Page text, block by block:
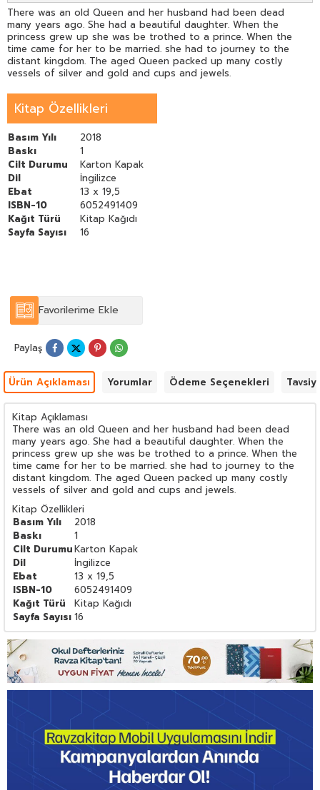
There was an old Queen and her husband had been dead
many years ago. She had a beautiful daughter. When the
princess grew up she was be trothed to a prince. When the
time came for her to be married. she had to journey to the
distant kingdom. The aged Queen packed up many costly
vessels of silver and gold and cups and jewels.
Kitap Özellikleri
Basım Yılı
2018
Baskı
1
Cilt Durumu
Karton Kapak
Dil
İngilizce
Ebat
13 x 19,5
ISBN-10
6052491409
Kağıt Türü
Kitap Kağıdı
Sayfa Sayısı
16
Favorilerime Ekle
Paylaş
Ürün Açıklaması Yorumlar Ödeme Seçenekleri
Kitap Açıklaması
There was an old Queen and her husband had been dead
many years ago. She had a beautiful daughter. When the
princess grew up she was be trothed to a prince. When the
time came for her to be married. she had to journey to the
distant kingdom. The aged Queen packed up many costly
vessels of silver and gold and cups and jewels.
Kitap Özellikleri
Basım Yılı
2018
Baskı
1
Cilt DurumuKarton Kapak
Dil
İngilizce
Ebat
13 x 19,5
ISBN-10
6052491409
Kağıt Türü
Kitap Kağıdı
Sayfa Sayısı 16